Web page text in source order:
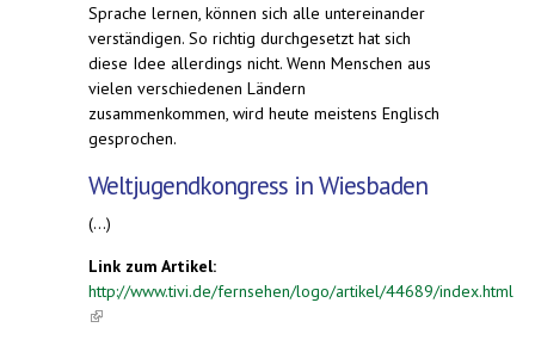
Sprache lernen, können sich alle untereinander
verständigen. So richtig durchgesetzt hat sich
diese Idee allerdings nicht. Wenn Menschen aus
vielen verschiedenen Ländern
zusammenkommen, wird heute meistens Englisch
gesprochen.
Weltjugendkongress in Wiesbaden
(...)
Link zum Artikel:
http://www.tivi.de/fernsehen/logo/artikel/44689/index.html
(link is external)